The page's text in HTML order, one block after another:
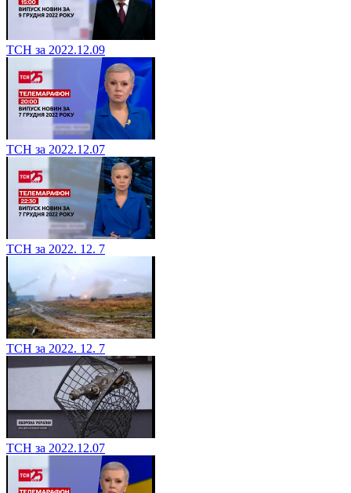
ТСН за 2022.12.09
ТСН за 2022.12.07
ТСН за 2022. 12. 7
ТСН за 2022. 12. 7
ТСН за 2022.12.07